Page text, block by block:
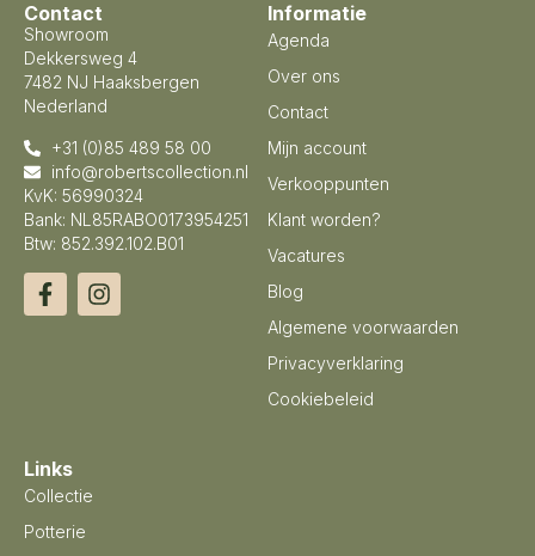
Contact
Showroom
Dekkersweg 4
7482 NJ Haaksbergen
Nederland
+31 (0)85 489 58 00
info@robertscollection.nl
KvK: 56990324
Bank: NL85RABO0173954251
Btw: 852.392.102.B01
Informatie
Agenda
Over ons
Contact
Mijn account
Verkooppunten
Klant worden?
Vacatures
Blog
Algemene voorwaarden
Privacyverklaring
Cookiebeleid
Links
Collectie
Potterie